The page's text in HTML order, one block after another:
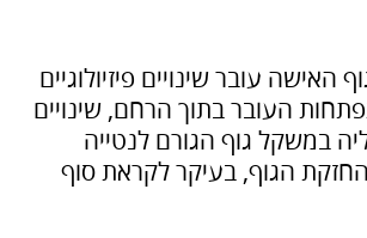
האישה עובר שינויים פיזיולוגיים
העובר בתוך הרחם, שינויים
במשקל גוף הגורם לנטייה
הגוף, בעיקר לקראת סוף